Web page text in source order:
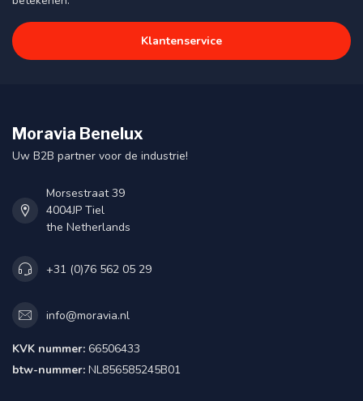
Klantenservice
Moravia Benelux
Uw B2B partner voor de industrie!
Morsestraat 39
4004JP Tiel
the Netherlands
+31 (0)76 562 05 29
info@moravia.nl
KVK nummer: 66506433
btw-nummer: NL856585245B01